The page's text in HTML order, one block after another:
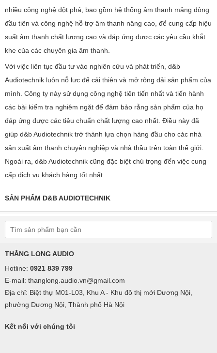
nhiều công nghệ đột phá, bao gồm hệ thống âm thanh mảng dòng
đầu tiên và công nghệ hỗ trợ âm thanh nâng cao, để cung cấp hiệu
suất âm thanh chất lượng cao và đáp ứng được các yêu cầu khắt
khe của các chuyên gia âm thanh.
Với việc liên tục đầu tư vào nghiên cứu và phát triển, d&b
Audiotechnik luôn nỗ lực để cải thiện và mở rộng dải sản phẩm của
mình. Công ty này sử dụng công nghệ tiên tiến nhất và tiến hành
các bài kiểm tra nghiêm ngặt để đảm bảo rằng sản phẩm của họ
đáp ứng được các tiêu chuẩn chất lượng cao nhất. Điều này đã
giúp d&b Audiotechnik trở thành lựa chọn hàng đầu cho các nhà
sản xuất âm thanh chuyên nghiệp và nhà thầu trên toàn thế giới.
Ngoài ra, d&b Audiotechnik cũng đặc biệt chú trọng đến việc cung
cấp dịch vụ khách hàng tốt nhất.
SẢN PHẨM D&B AUDIOTECHNIK
THĂNG LONG AUDIO
Hotline: 0921 839 799
E-mail: thanglong.audio.vn@gmail.com
Địa chỉ: Biệt thự M01-L03, Khu A - Khu đô thị mới Dương Nội,
phường Dương Nội, Thành phố Hà Nội
Kết nối với chúng tôi